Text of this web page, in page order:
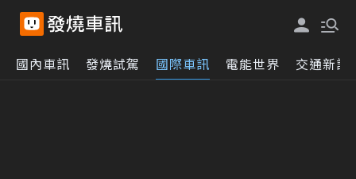
國內車訊 發燒試駕 國際車訊 電能世界 交通新訊